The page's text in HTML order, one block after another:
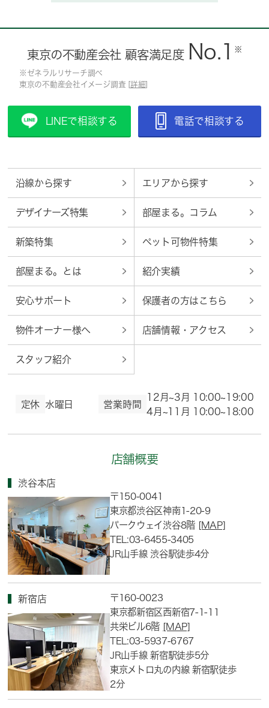
東京の不動産会社 顧客満足度 No.1 ※
※ゼネラルリサーチ調べ
東京の不動産会社イメージ調査 [ 詳細
LINEで相談する 電話で相談する
沿線から探す エリアから探す
デザイナーズ特集 部屋まる。コラム
新築特集 ペット可物件特集
部屋まる。とは 紹介実績
安心サポート 保護者の方はこちら
物件オーナー様へ 店舗情報・アクセス
スタッフ紹介
定休 水曜日 営業時間
12月~3月 10:00~19:00
4月~11月 10:00~18:00
店舗概要
渋谷本店
〒150-0041
東京都渋谷区神南1-20-9
パークウェイ渋谷8階 [MAP]
TEL:03-6455-3405
JR山手線 渋谷駅徒歩4分
新宿店
〒160-0023
東京都新宿区西新宿7-1-11
共栄ビル6階 [MAP]
TEL:03-5937-6767
JR山手線 新宿駅徒歩5分
東京メトロ丸の内線 新宿駅徒歩
2分